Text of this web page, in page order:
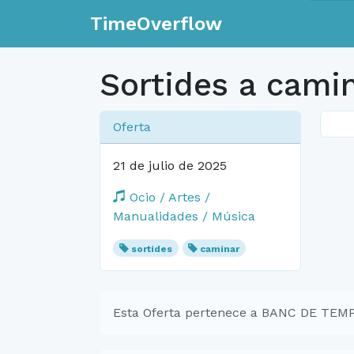
TimeOverflow
Sortides a
Oferta
21 de julio de 2025
Ocio / Artes /
Manualidades / Música
sortides caminar
Esta Oferta pertenece a BANC DE